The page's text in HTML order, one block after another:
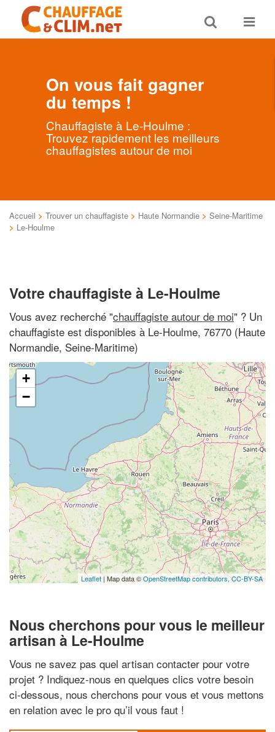
Toggle
search
Toggle
On vous fait gagner
du temps !
Chauffagiste à Le-Houlme :
Trouvez rapidement les meilleurs
chauffagistes autour de moi
Accueil > Trouver un chauffagiste > Haute Normandie > Seine-Maritime
> Le-Houlme
Votre chauffagiste à Le-Houlme
Vous avez recherché "chauffagiste autour de moi" ? Un
chauffagiste est disponibles à Le-Houlme, 76770 (Haute
Normandie, Seine-Maritime)
+
−
Leaflet | Map data ©OpenStreetMap contributors,CC-BY-SA
Nous cherchons pour vous le meilleur
artisan à Le-Houlme
Vous ne savez pas quel artisan contacter pour votre
projet ? Indiquez-nous en quelques clics votre besoin
ci-dessous, nous cherchons pour vous et vous mettons
en relation avec le pro qu’il vous faut !